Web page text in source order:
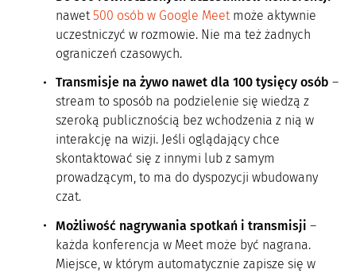
nawet 500 osób w Google Meet może aktywnie
uczestniczyć w rozmowie. Nie ma też żadnych
ograniczeń czasowych.
Transmisje na żywo nawet dla 100 tysięcy osób –
stream to sposób na podzielenie się wiedzą z
szeroką publicznością bez wchodzenia z nią w
interakcję na wizji. Jeśli oglądający chce
skontaktować się z innymi lub z samym
prowadzącym, to ma do dyspozycji wbudowany
czat.
Możliwość nagrywania spotkań i transmisji –
każda konferencja w Meet może być nagrana.
Miejsce, w którym automatycznie zapisze się w